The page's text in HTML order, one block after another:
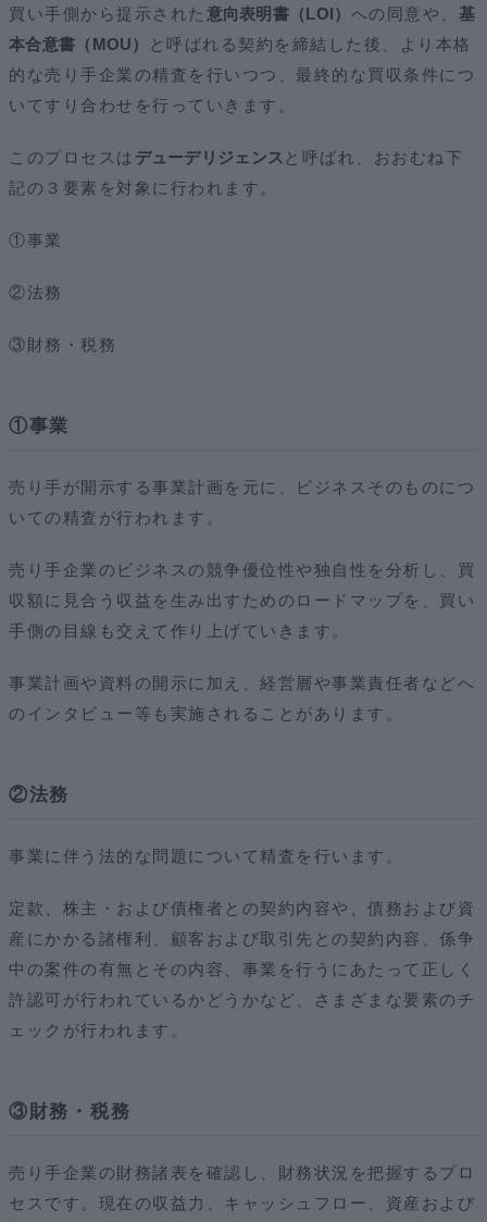
買い手側から提示された 意向表明書（LOI） への同意や、 基
本合意書（MOU）
と呼ばれる契約を締結した後、より本格
的な売り手企業の精査を行いつつ、最終的な買収条件につ
いてすり合わせを行っていきます。
このプロセスは デューデリジェンス と呼ばれ、おおむね下
記の３要素を対象に行われます。
①事業
②法務
③財務・税務
①事業
売り手が開示する事業計画を元に、ビジネスそのものにつ
いての精査が行われます。
売り手企業のビジネスの競争優位性や独自性を分析し、買
収額に見合う収益を生み出すためのロードマップを、買い
手側の目線も交えて作り上げていきます。
事業計画や資料の開示に加え、経営層や事業責任者などへ
のインタビュー等も実施されることがあります。
②法務
事業に伴う法的な問題について精査を行います。
定款、株主・および債権者との契約内容や、債務および資
産にかかる諸権利、顧客および取引先との契約内容、係争
中の案件の有無とその内容、事業を行うにあたって正しく
許認可が行われているかどうかなど、さまざまな要素のチ
ェックが行われます。
③財務・税務
売り手企業の財務諸表を確認し、財務状況を把握するプロ
セスです。現在の収益力、キャッシュフロー、資産および